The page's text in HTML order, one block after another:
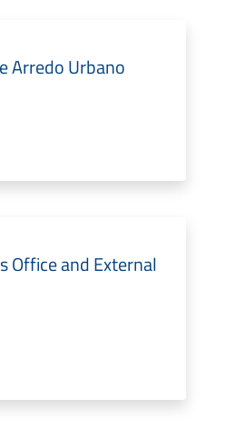
Arredo Urbano
Office and External